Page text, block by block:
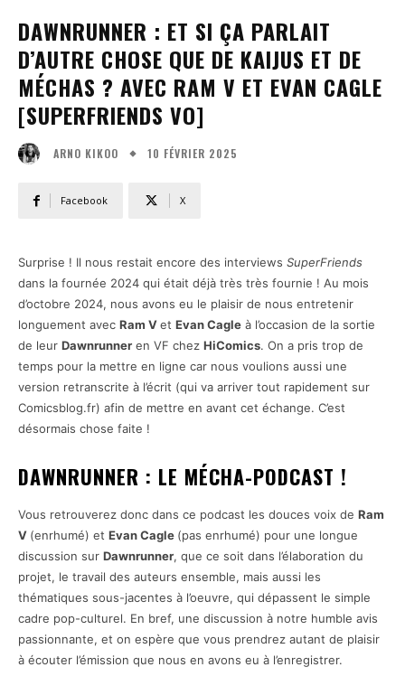
DAWNRUNNER : ET SI ÇA PARLAIT
D’AUTRE CHOSE QUE DE KAIJUS ET DE
MÉCHAS ? AVEC RAM V ET EVAN CAGLE
[SUPERFRIENDS VO]
ARNO KIKOO 10 FÉVRIER 2025
Facebook X
Surprise ! Il nous restait encore des interviews SuperFriends
dans la fournée 2024 qui était déjà très très fournie ! Au mois
d’octobre 2024, nous avons eu le plaisir de nous entretenir
longuement avec Ram Vet Evan Cagle à l’occasion de la sortie
de leur Dawnrunner en VF chez HiComics. On a pris trop de
temps pour la mettre en ligne car nous voulions aussi une
version retranscrite à l’écrit (qui va arriver tout rapidement sur
Comicsblog.fr) afin de mettre en avant cet échange. C’est
désormais chose faite !
DAWNRUNNER : LE MÉCHA-PODCAST !
Vous retrouverez donc dans ce podcast les douces voix de Ram
V (enrhumé) et Evan Cagle (pas enrhumé) pour une longue
discussion sur Dawnrunner, que ce soit dans l’élaboration du
projet, le travail des auteurs ensemble, mais aussi les
thématiques sous-jacentes à l’oeuvre, qui dépassent le simple
cadre pop-culturel. En bref, une discussion à notre humble avis
passionnante, et on espère que vous prendrez autant de plaisir
à écouter l’émission que nous en avons eu à l’enregistrer.